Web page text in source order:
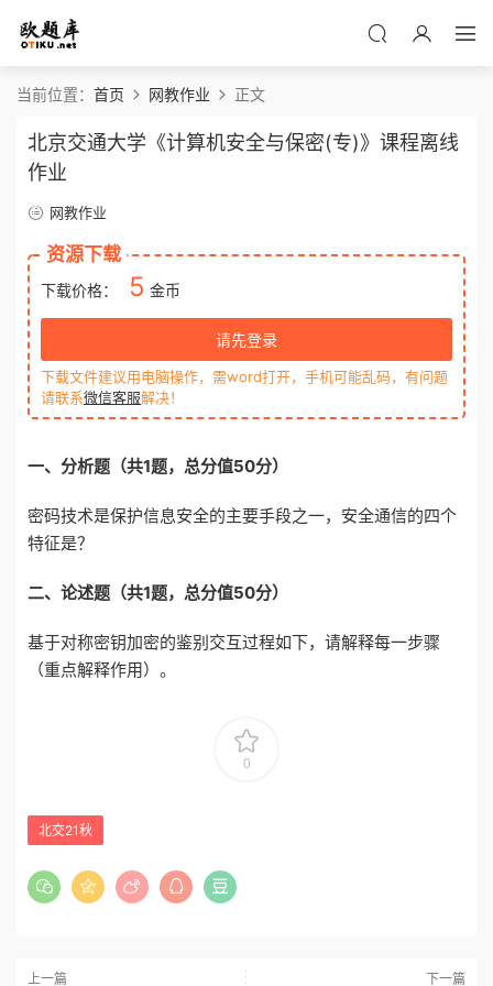
当前位置： 首页 网教作业 正文
北京交通大学《计算机安全与保密(专)》课程离线
作业
网教作业
资源下载
下载价格： 5 金币
请先登录
下载文件建议用电脑操作，需word打开，手机可能乱码，有问题
请联系微信客服解决！
一、分析题 （共1题， 总分值50分）
密码技术是保护信息安全的主要手段之一，安全通信的四个
特征是？
二、 论述题 （共1题， 总分值50分）
基于对称密钥加密的鉴别交互过程如下，请解释每一步骤
（重点解释作用）。
0
北交21秋
上一篇 下一篇